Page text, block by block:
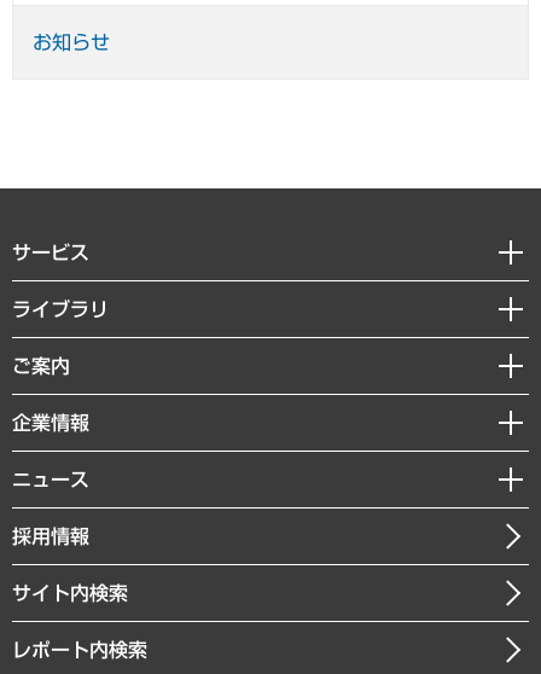
お知らせ
サービス
経営戦略
組織・人事戦略
デジタルイノベーション
共生・ダイバーシティ
GRC（ガバナンス・リスク・コンプライアンス）・防災（政策）
経済・産業・雇用・労働
まちづくり・観光・交通・スポーツ・スマートシティ
ライブラリ
経済調査
レポート
コラム
経営用語集
受託・受注実績（官公庁関連）
メディア掲載・出演
ご案内
セミナー・イベント情報
MUFGビジネスセミナー
受託案件情報
企業情報
私たちの想い
社長メッセージ
会社概要
沿革
ニュース
ニュースリリース
お知らせ
採用情報
サイト内検索
レポート内検索